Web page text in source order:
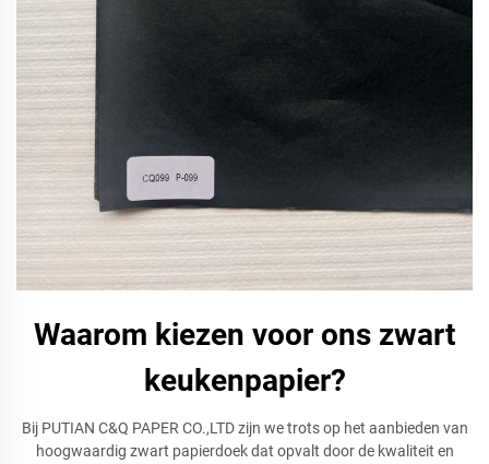
Waarom kiezen voor ons zwart
keukenpapier?
Bij PUTIAN C&Q PAPER CO.,LTD zijn we trots op het aanbieden van
hoogwaardig zwart papierdoek dat opvalt door de kwaliteit en